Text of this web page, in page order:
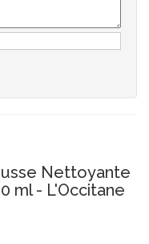
Nettoyante
ml - L'Occitane